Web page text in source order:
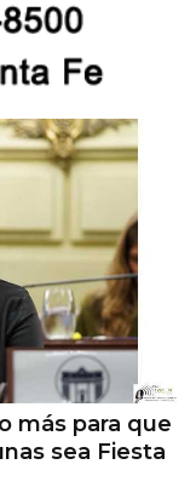
más para que
sea Fiesta